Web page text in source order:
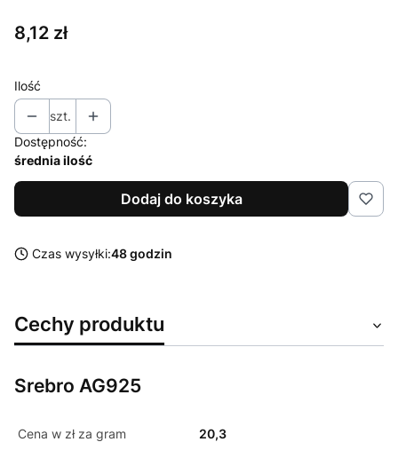
Cena
8,12 zł
Ilość
szt.
Dostępność:
średnia ilość
Dodaj do koszyka
Czas wysyłki:48 godzin
Cechy produktu
Srebro AG925
Cena w zł za gram 20,3